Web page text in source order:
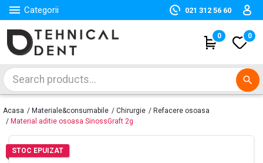
 Categorii 021 312 56 60
0 0
search
Acasa Materiale&consumabile Chirurgie
Refacere osoasa
Material aditie osoasa SinossGraft 2g
STOC EPUIZAT